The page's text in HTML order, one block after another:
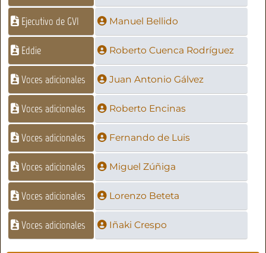
Ejecutivo de GVI Manuel Bellido
Eddie Roberto Cuenca Rodríguez
Voces adicionales Juan Antonio Gálvez
Voces adicionales Roberto Encinas
Voces adicionales Fernando de Luis
Voces adicionales Miguel Zúñiga
Voces adicionales Lorenzo Beteta
Voces adicionales Iñaki Crespo